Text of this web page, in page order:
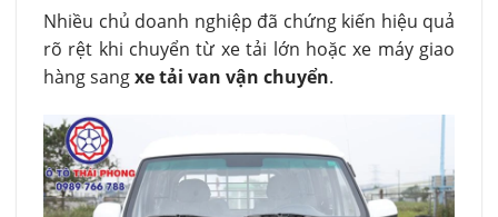
Nhiều chủ doanh nghiệp đã chứng kiến hiệu quả
rõ rệt khi chuyển từ xe tải lớn hoặc xe máy giao
hàng sangxe tải van vận chuyển.